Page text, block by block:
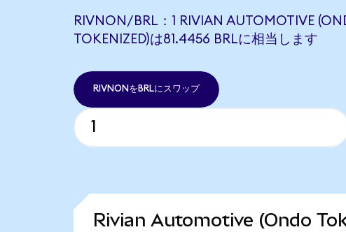
RIVNON/BRL：1 RIVIAN AUTOMOTIVE
TOKENIZED)は81.4456 BRLに相当します
RIVNONをBRLにスワップ
Rivian Automotive (Ondo